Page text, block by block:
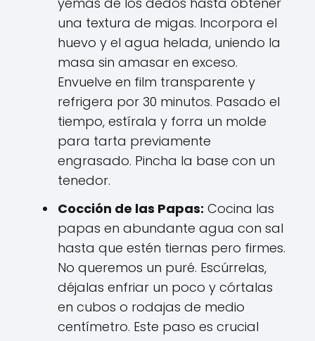
una textura de migas. Incorpora el
huevo y el agua helada, uniendo la
masa sin amasar en exceso.
Envuelve en film transparente y
refrigera por 30 minutos. Pasado el
tiempo, estírala y forra un molde
para tarta previamente
engrasado. Pincha la base con un
tenedor.
Cocción de las Papas: Cocina las
papas en abundante agua con sal
hasta que estén tiernas pero firmes.
No queremos un puré. Escúrrelas,
déjalas enfriar un poco y córtalas
en cubos o rodajas de medio
centímetro. Este paso es crucial